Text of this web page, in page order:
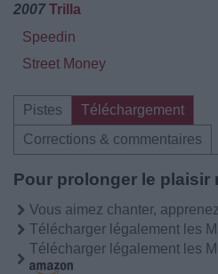
2007 Trilla
Speedin
Street Money
Pistes
Téléchargement
Corrections & commentaires
Pour prolonger le plaisir
Vous aimez chanter,
Télécharger légalement les
Télécharger légalement les